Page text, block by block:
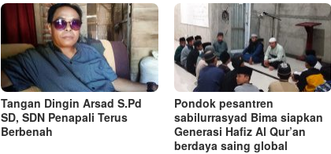
Tangan Dingin Arsad S.Pd
SD, SDN Penapali Terus
Berbenah
Pondok pesantren
sabilurrasyad Bima siapkan
Generasi Hafiz Al Qur’an
berdaya saing global